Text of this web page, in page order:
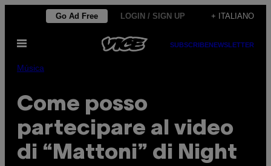
contenuto
Go Ad Free LOGIN / SIGN UP + ITALIANO
Apri
SUBSCRIBENEWSLETTER
Música
Come posso
partecipare al video
di “Mattoni” di Night